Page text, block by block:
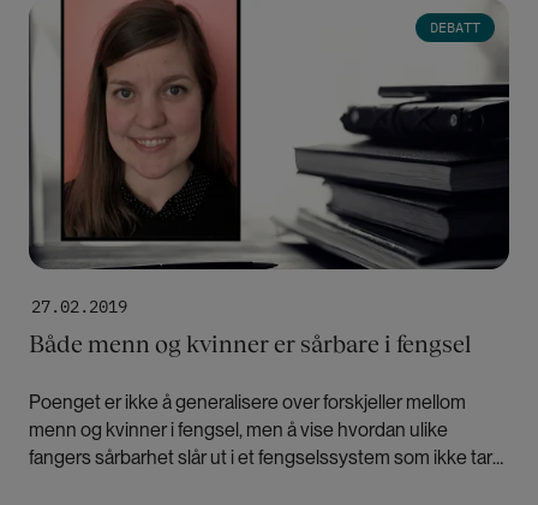
27.02.2019
Både menn og kvinner er sårbare i fengsel
Poenget er ikke å generalisere over forskjeller mellom
menn og kvinner i fengsel, men å vise hvordan ulike
fangers sårbarhet slår ut i et fengselssystem som ikke tar
Bilde
DEBATT